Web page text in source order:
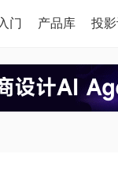
门 产品库 投